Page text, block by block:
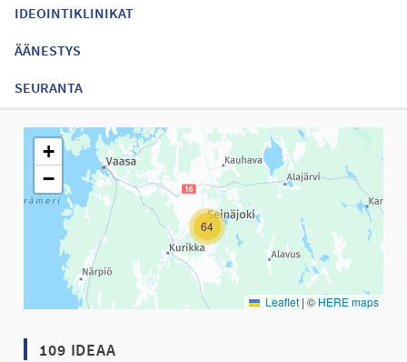
IDEOINTIKLINIKAT
ÄÄNESTYS
SEURANTA
Seuraavassa elementissä on kartta, joka esittää tämän
64
+
−
Leaflet | © HERE maps
109 IDEAA